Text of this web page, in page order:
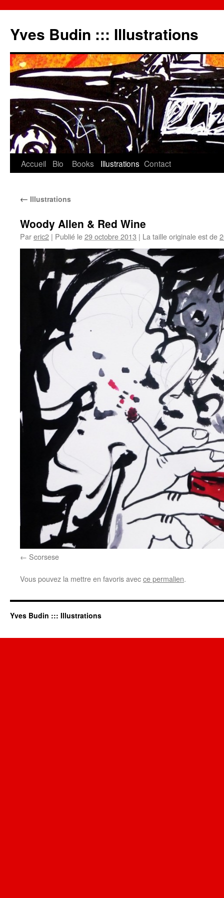
Yves Budin ::: Illustrations
Accueil Bio Books Illustrations Contact
← Illustrations
Woody Allen & Red Wine
Pareric2 | Publié le29 octobre 2013 | La taille originale est de
Scorsese
Vous pouvez la mettre en favoris avecce permalien.
Yves Budin ::: Illustrations